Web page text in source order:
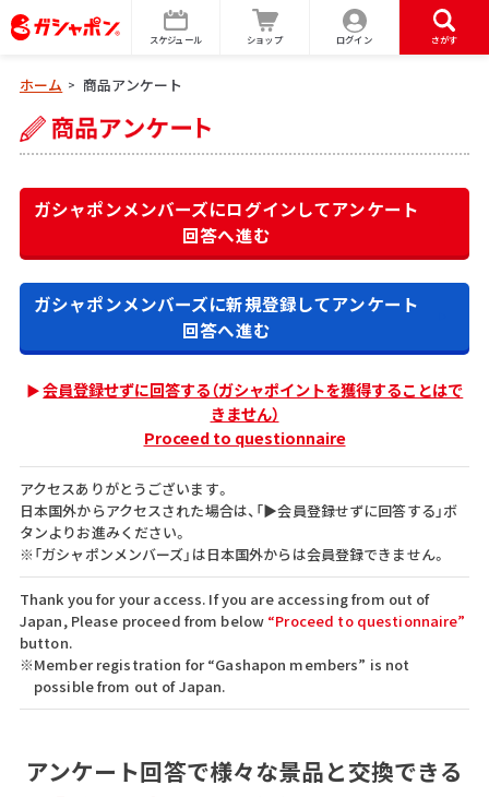
スケジュール ショップ ログイン さがす
ホーム > 商品アンケート
ガシャポンメンバーズにログインしてアンケート
回答へ進む
ガシャポンメンバーズに新規登録してアンケート
回答へ進む
会員登録せずに回答する（ガシャポイントを獲得することはで
きません）
Proceed to questionnaire
アクセスありがとうございます。
日本国外からアクセスされた場合は、「▶会員登録せずに回答する」ボ
タンよりお進みください。
※「ガシャポンメンバーズ」は日本国外からは会員登録できません。
Thank you for your access. If you are accessing from out of
Japan, Please proceed from below “Proceed to questionnaire”
button.
※Member registration for “Gashapon members” is not
possible from out of Japan.
アンケート回答で様々な景品と交換できる